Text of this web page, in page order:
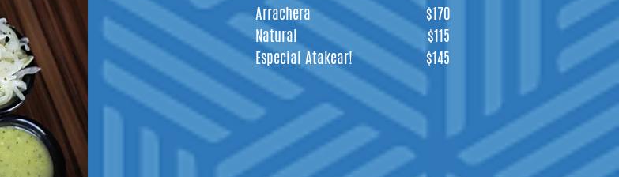
Arrachera
Natural
Especial Atakear!
$170
$115
$145